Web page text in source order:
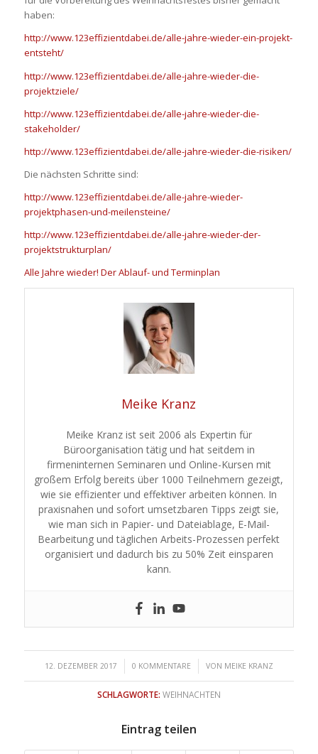
haben:
http://www.123effizientdabei.de/alle-jahre-wieder-ein-projekt-
entsteht/
http://www.123effizientdabei.de/alle-jahre-wieder-die-
projektziele/
http://www.123effizientdabei.de/alle-jahre-wieder-die-
stakeholder/
http://www.123effizientdabei.de/alle-jahre-wieder-die-risiken/
Die nächsten Schritte sind:
http://www.123effizientdabei.de/alle-jahre-wieder-
projektphasen-und-meilensteine/
http://www.123effizientdabei.de/alle-jahre-wieder-der-
projektstrukturplan/
Alle Jahre wieder! Der Ablauf- und Terminplan
Meike Kranz
Meike Kranz ist seit 2006 als Expertin für
Büroorganisation tätig und hat seitdem in
firmeninternen Seminaren und Online-Kursen mit
großem Erfolg bereits über 1000 Teilnehmern gezeigt,
wie sie effizienter und effektiver arbeiten können. In
praxisnahen und sofort umsetzbaren Tipps zeigt sie,
wie man sich in Papier- und Dateiablage, E-Mail-
Bearbeitung und täglichen Arbeits-Prozessen perfekt
organisiert und dadurch bis zu 50% Zeit einsparen
kann.
12. DEZEMBER 2017
/ 0 KOMMENTARE
/ VON MEIKE KRANZ
SCHLAGWORTE: WEIHNACHTEN
Eintrag teilen